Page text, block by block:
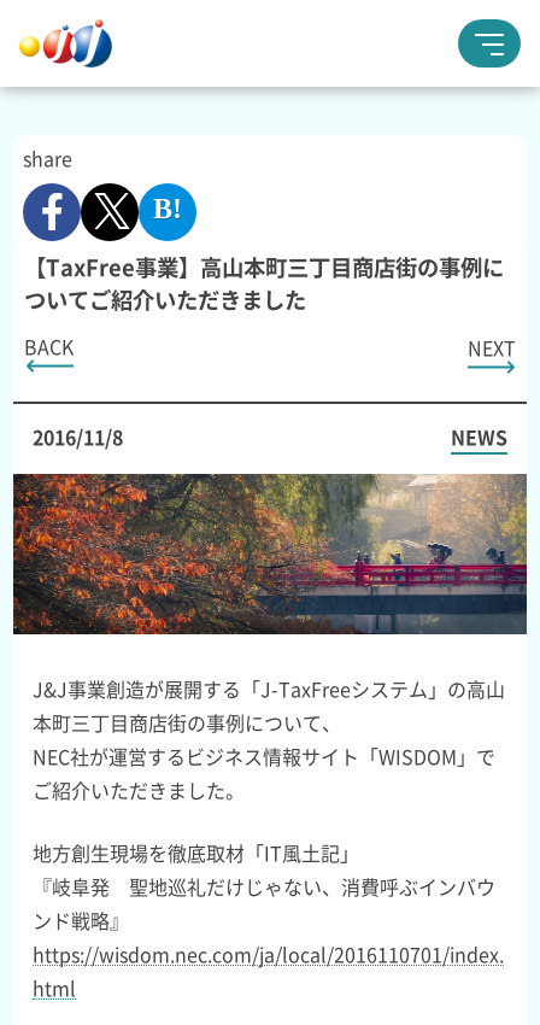
share
【TaxFree事業】高山本町三丁目商店街の事例に
ついてご紹介いただきました
BACK NEXT
2016/11/8 NEWS
J&J事業創造が展開する「J-TaxFreeシステム」の高山
本町三丁目商店街の事例について、
NEC社が運営するビジネス情報サイト「WISDOM」で
ご紹介いただきました。
地方創生現場を徹底取材「IT風土記」
『岐阜発 聖地巡礼だけじゃない、消費呼ぶインバウ
ンド戦略』
https://wisdom.nec.com/ja/local/2016110701/index.
html